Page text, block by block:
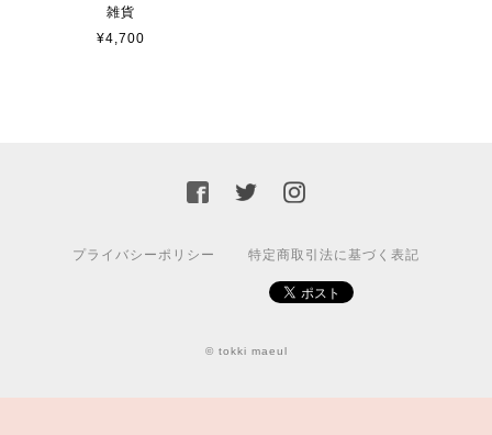
雑貨
¥4,700
プライバシーポリシー 特定商取引法に基づく表記
© tokki maeul